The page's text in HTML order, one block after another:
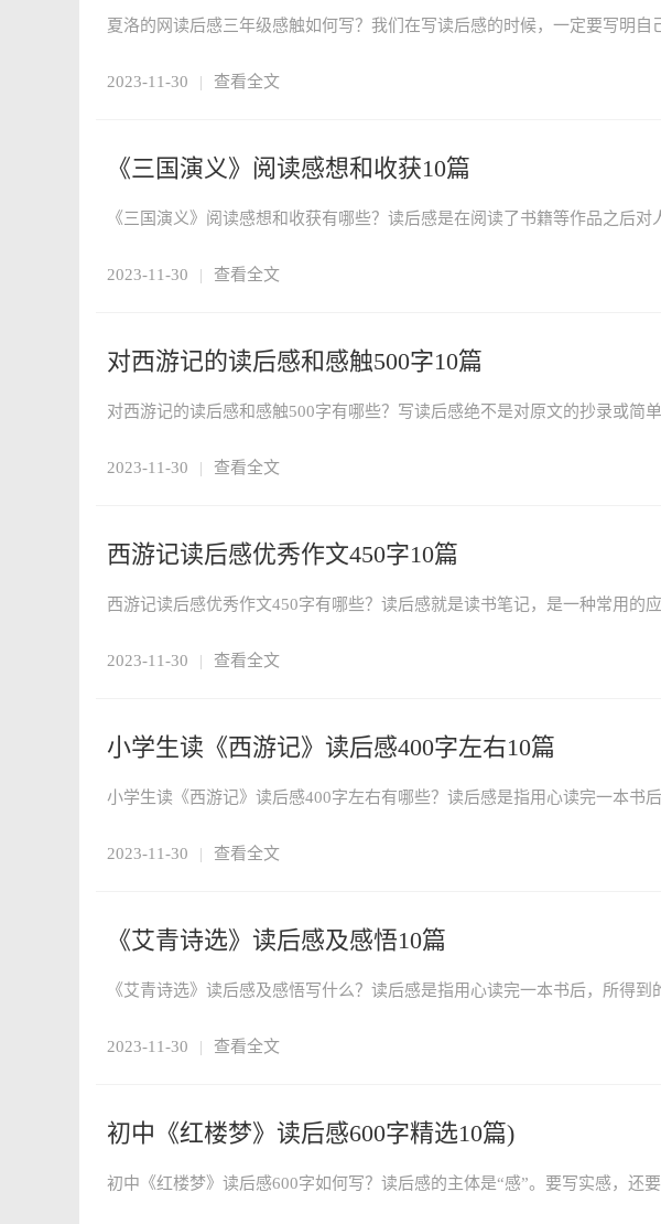
2023-11-30 | 查看全文
《三国演义》阅读感想和收获10篇
2023-11-30 | 查看全文
对西游记的读后感和感触500字10篇
2023-11-30 | 查看全文
西游记读后感优秀作文450字10篇
2023-11-30 | 查看全文
小学生读《西游记》读后感400字左右10篇
2023-11-30 | 查看全文
《艾青诗选》读后感及感悟10篇
2023-11-30 | 查看全文
初中《红楼梦》读后感600字精选10篇)